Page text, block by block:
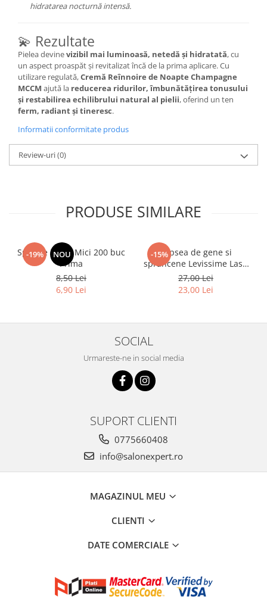
hidratarea nocturnă intensă.
💫 Rezultate
Pielea devinevizibil mai luminoasă, netedă și hidratată, cu
un aspect proaspăt și revitalizat încă de la prima aplicare. Cu
utilizare regulată,Cremă Reînnoire de Noapte Champagne
MCCM ajută la reducerea ridurilor, îmbunătățirea tonusului
și restabilirea echilibrului natural al pielii, oferind un ten
ferm, radiant și tineresc.
Informatii conformitate produs
Review-uri(0)
PRODUSE SIMILARE
-19% NOU
Spatule Lemn Mici 200 buc
Prima
8,50 Lei
6,90 Lei
-15%Vopsea de gene si
sprancene Levissime Lash
Color 7-7 Maro Deschis
15ml
27,00 Lei
23,00 Lei
SOCIAL
Urmareste-ne in social media
SUPORT CLIENTI
0775660408
info@salonexpert.ro
MAGAZINUL MEU
CLIENTI
DATE COMERCIALE